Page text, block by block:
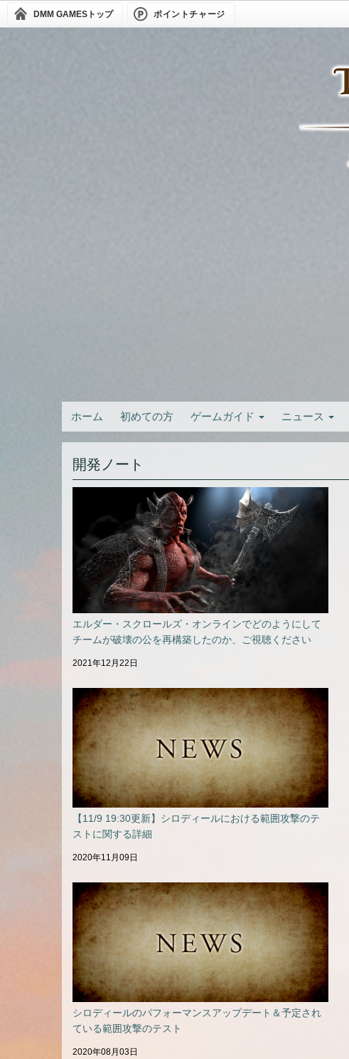
DMM GAMES トップ ポイントチャージ
ホーム 初めての方 ゲームガイド ニュース
開発ノート
エルダー・スクロールズ・オンラインでどのようにして
チームが破壊の公を再構築したのか、ご視聴ください
2021年12月22日
【11/9 19:30更新】シロディールにおける範囲攻撃のテ
ストに関する詳細
2020年11月09日
シロディールのパフォーマンスアップデート＆予定され
ている範囲攻撃のテスト
2020年08月03日